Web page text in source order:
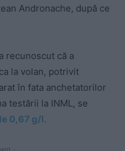
Andronache, după ce
recunoscut că a
la volan, potrivit
în fata anchetatorilor
testării la INML, se
0,67 g/l.
-